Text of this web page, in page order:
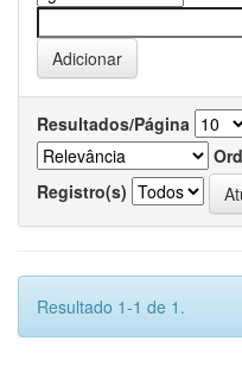
Resultados/Página
Registro(s)
Resultado 1-1 de 1.